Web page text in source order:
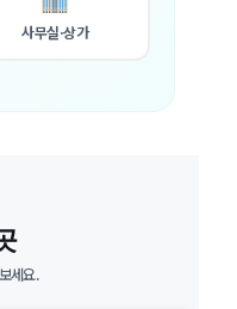
사무실·상가
세요.